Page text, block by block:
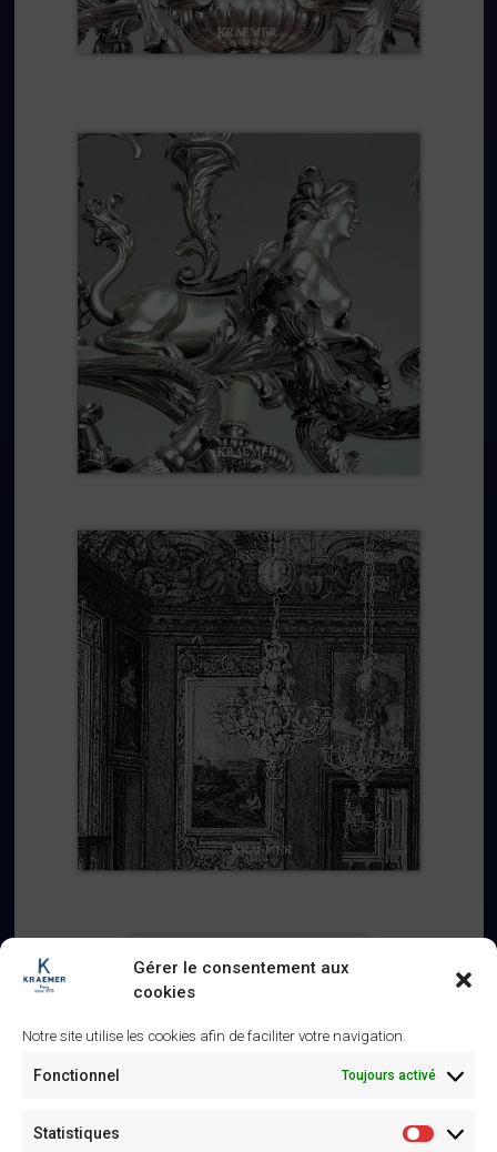
Gérer le consentement aux
cookies
Notre site utilise les cookies afin de faciliter votre navigation.
Fonctionnel Toujours activé
Statistiques
Revenir à la liste des œuvres
Similaire